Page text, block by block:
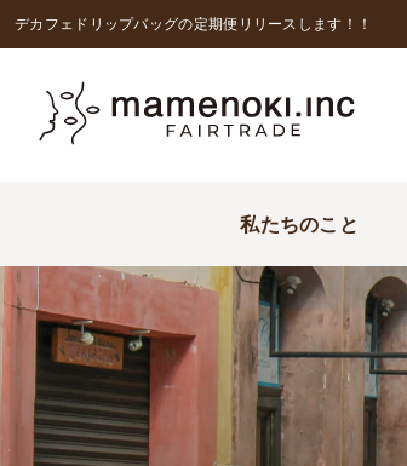
デカフェドリップバッグの定期便リリースします！！
私たちのこと